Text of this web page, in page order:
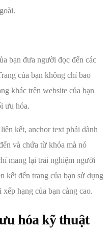
bạn đưa người đọc đến các
của bạn không chỉ bao
khác trên website của bạn
ưu hóa.
kết, anchor text phải dành
và chứa từ khóa mà nó
mang lại trải nghiệm người
kết đến trang của bạn sử dụng
hạng của bạn càng cao.
hóa kỹ thuật